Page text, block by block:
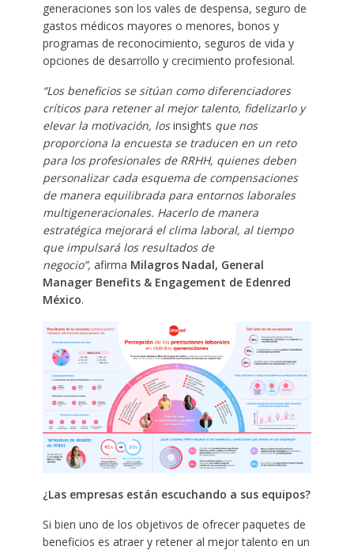
generaciones son los vales de despensa, seguro de
gastos médicos mayores o menores, bonos y
programas de reconocimiento, seguros de vida y
opciones de desarrollo y crecimiento profesional.
“Los beneficios se sitúan como diferenciadores
críticos para retener al mejor talento, fidelizarlo y
elevar la motivación, losinsights que nos
proporciona la encuesta se traducen en un reto
para los profesionales de RRHH, quienes deben
personalizar cada esquema de compensaciones
de manera equilibrada para entornos laborales
multigeneracionales. Hacerlo de manera
estratégica mejorará el clima laboral, al tiempo
que impulsará los resultados de
negocio”, afirma Milagros Nadal, General
Manager Benefits & Engagement de Edenred
México.
¿Las empresas están escuchando a sus equipos?
Si bien uno de los objetivos de ofrecer paquetes de
beneficios es atraer y retener al mejor talento en un